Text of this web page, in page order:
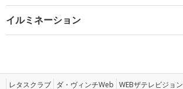
イルミネーション
レタスクラブ ダ・ヴィンチWeb WEBザテレビジョン